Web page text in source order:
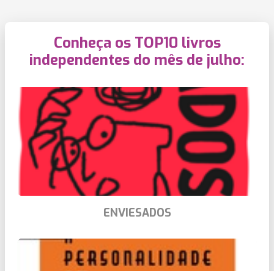
Conheça os TOP10 livros
independentes do mês de julho:
ENVIESADOS